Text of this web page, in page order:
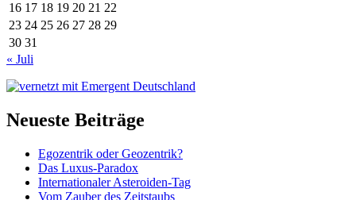
16 17 18 19 20 21 22
23 24 25 26 27 28 29
30 31
« Juli
Neueste Beiträge
Egozentrik oder Geozentrik?
Das Luxus-Paradox
Internationaler Asteroiden-Tag
Vom Zauber des Zeitstaubs